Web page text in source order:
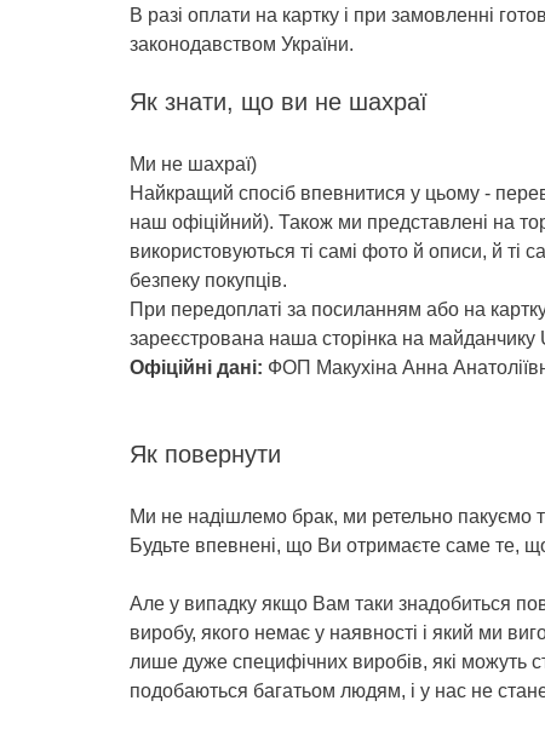
В разі оплати на картку і при замовленні
законодавством України.
Як знати, що ви не шахраї
Ми не шахраї)
Найкращий спосіб впевнитися у цьому -
наш офіційний). Також ми представлені на
використовуються ті самі фото й описи, й ті
безпеку покупців.
При передоплаті за посиланням або на
зареєстрована наша сторінка на майданчику
Офіційні дані: ФОП Макухіна Анна
Як повернути
Ми не надішлемо брак, ми ретельно пакуємо
Будьте впевнені, що Ви отримаєте саме те,
Але у випадку якщо Вам таки знадобиться
виробу, якого немає у наявності і який ми
лише дуже специфічних виробів, які можуть
подобаються багатьом людям, і у нас не